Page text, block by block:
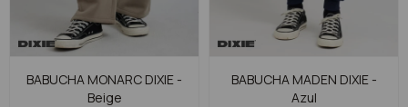
BABUCHA MONARC DIXIE -
Beige
BABUCHA MADEN DIXIE -
Azul